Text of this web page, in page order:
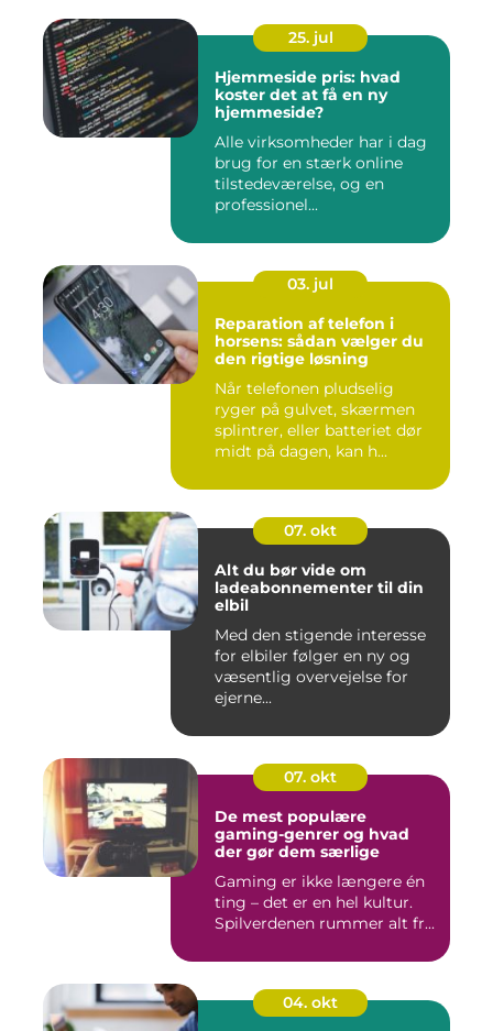
25. jul
Hjemmeside pris: hvad
koster det at få en ny
hjemmeside?
Alle virksomheder har i dag
brug for en stærk online
tilstedeværelse, og en
professionel...
03. jul
Reparation af telefon i
horsens: sådan vælger du
den rigtige løsning
Når telefonen pludselig
ryger på gulvet, skærmen
splintrer, eller batteriet dør
midt på dagen, kan h...
07. okt
Alt du bør vide om
ladeabonnementer til din
elbil
Med den stigende interesse
for elbiler følger en ny og
væsentlig overvejelse for
ejerne...
07. okt
De mest populære
gaming-genrer og hvad
der gør dem særlige
Gaming er ikke længere én
ting – det er en hel kultur.
Spilverdenen rummer alt fr...
04. okt